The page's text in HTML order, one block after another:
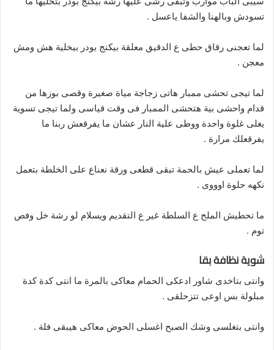
تسودش وبالهنا والشفا ياعسل .
لما تعجنى رقاق حطى ع الدقيق معلقة بيكنج بودر بيخلية هش ومش
معجن .
لما تيجى تحشى ممبار هاتى زجاجة مياة صغيرة وقصى بوزها من
قدام واحشى بية هتحشى الممبار فى وقت قياسى ولما تيجى تسوية
يغلى غلوة واحدة ووطى علية النار عشان ما يفرقعش ربنا ما
يفرقعلك مرارة .
لما تعملى عيش بالحمة تبقى قطعى ورقة نعناع على الخلطة بتعمل
نكهه حلوة اوووى .
ما تحطيش الملح ع السلطة غير ع التقديم ويسلام لو رشة خل وفص
توم .
شوية نظافة بقا
وانتى بتاخدى شاور ادعكى الحمام معاكى بالمرة ما انتى كدة كدة
مبلولة بس اوعى تتزحلقى .
وانتى بتغلسى وشك الصبح اغسلى الحوض معاكى هيبقى فلة .